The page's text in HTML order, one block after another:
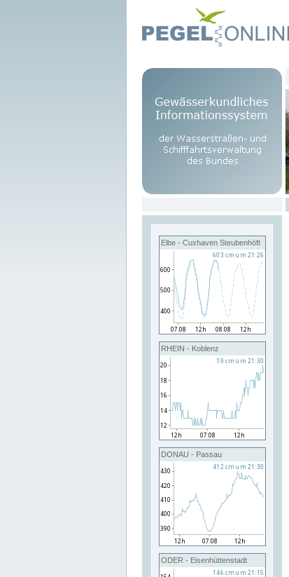
Elbe - Cuxhaven Steubenhöft
RHEIN - Koblenz
DONAU - Passau
ODER - Eisenhüttenstadt